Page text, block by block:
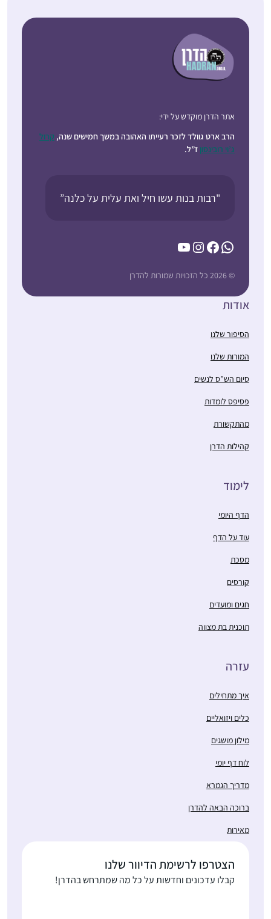
אתר הדרן מוקדש על ידי:
הרב ארט גוולד לזכר רעייתו האהובה במשך חמישים שנה, קרול
ג’וי רובינסון ז”ל.
"רבות בנות עשו חיל ואת עלית על כלנה”
WhatsApp
Facebook
Instagram
YouTube
© 2026 כל הזכויות שמורות להדרן
אודות
הסיפור שלנו
המורות שלנו
סיום הש”ס לנשים
פסיפס לומדות
מהתקשורת
קהילות הדרן
לימוד
הדף היומי
עוד על הדף
מסכת
קורסים
חגים ומועדים
תוכנית בת מצווה
עזרה
איך מתחילים
כלים ויזואליים
מילון מושגים
לוח דף יומי
מדריך הגמרא
ברוכה הבאה להדרן
מאירות
הצטרפו לרשימת הדיוור שלנו
קבלו עדכונים וחדשות על כל מה שמתרחש בהדרן!